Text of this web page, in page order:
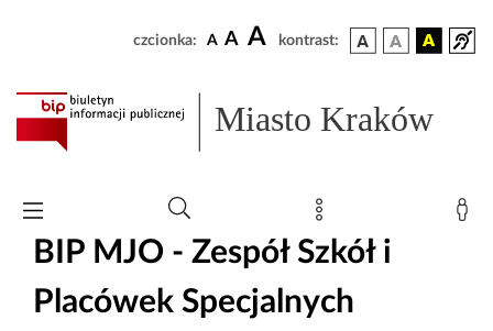
czcionka: A A A kontrast:
Miasto Kraków
BIP MJO - Zespół Szkół i
Placówek Specjalnych